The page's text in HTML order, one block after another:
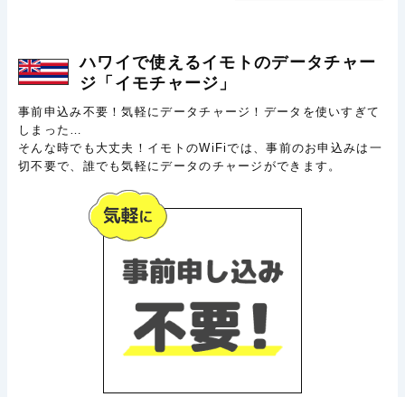
ハワイで使えるイモトのデータチャー
ジ 「イモチャージ」
事前申込み不要！気軽にデータチャージ！データを使いすぎて
しまった…
そんな時でも大丈夫！イモトのWiFiでは、事前のお申込みは一
切不要で、誰でも気軽にデータのチャージができます。